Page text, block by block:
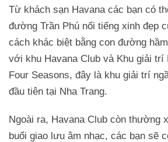
Từ khách sạn Havana các bạn có
đường Trần Phú nổi tiếng xinh đẹp
cách khác biệt bằng con đường
với khu Havana Club và Khu giải trí
Four Seasons, đây là khu giải trí
đầu tiên tại Nha Trang.
Ngoài ra, Havana Club còn thường
buổi giao lưu âm nhạc, các bạn sẽ